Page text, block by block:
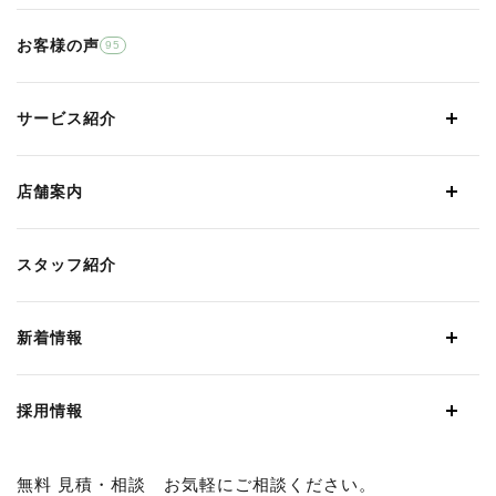
お客様の声 95
サービス紹介
店舗案内
スタッフ紹介
新着情報
採用情報
無料 見積・相談 お気軽にご相談ください。